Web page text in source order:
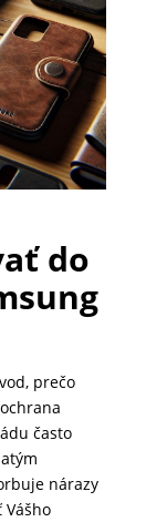
do
prečo
často
nárazy